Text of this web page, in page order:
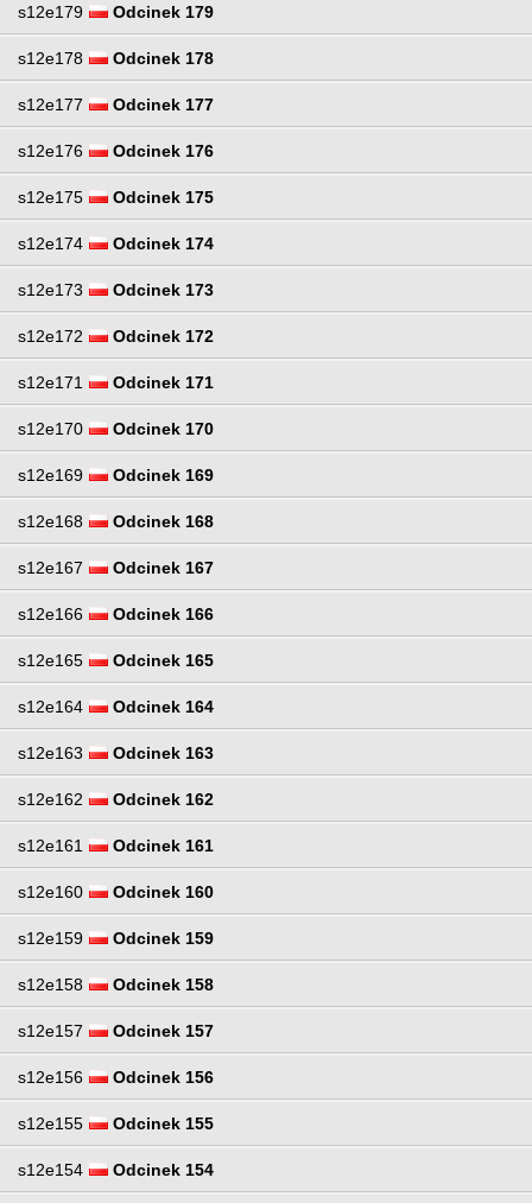
s12e179 Odcinek 179
s12e178 Odcinek 178
s12e177 Odcinek 177
s12e176 Odcinek 176
s12e175 Odcinek 175
s12e174 Odcinek 174
s12e173 Odcinek 173
s12e172 Odcinek 172
s12e171 Odcinek 171
s12e170 Odcinek 170
s12e169 Odcinek 169
s12e168 Odcinek 168
s12e167 Odcinek 167
s12e166 Odcinek 166
s12e165 Odcinek 165
s12e164 Odcinek 164
s12e163 Odcinek 163
s12e162 Odcinek 162
s12e161 Odcinek 161
s12e160 Odcinek 160
s12e159 Odcinek 159
s12e158 Odcinek 158
s12e157 Odcinek 157
s12e156 Odcinek 156
s12e155 Odcinek 155
s12e154 Odcinek 154